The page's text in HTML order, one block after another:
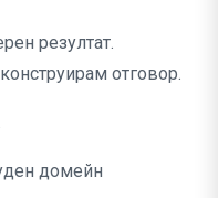
резултат.
отговор.
домейн